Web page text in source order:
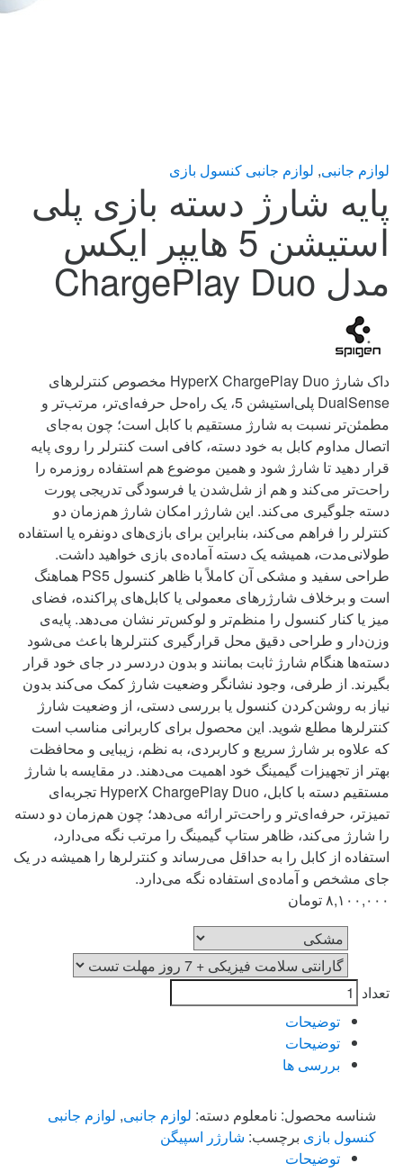
لوازم جانبی, لوازم جانبی کنسول بازی
پایه شارژ دسته بازی پلی
استیشن 5 هایپر ایکس
مدل ChargePlay Duo
داک شارژ HyperX ChargePlay Duo مخصوص کنترلرهای
DualSense پلی‌استیشن 5، یک راه‌حل حرفه‌ای‌تر، مرتب‌تر و
مطمئن‌تر نسبت به شارژ مستقیم با کابل است؛ چون به‌جای
اتصال مداوم کابل به خود دسته، کافی است کنترلر را روی پایه
قرار دهید تا شارژ شود و همین موضوع هم استفاده روزمره را
راحت‌تر می‌کند و هم از شل‌شدن یا فرسودگی تدریجی پورت
دسته جلوگیری می‌کند. این شارژر امکان شارژ هم‌زمان دو
کنترلر را فراهم می‌کند، بنابراین برای بازی‌های دونفره یا استفاده
طولانی‌مدت، همیشه یک دسته آماده‌ی بازی خواهید داشت.
طراحی سفید و مشکی آن کاملاً با ظاهر کنسول PS5 هماهنگ
است و برخلاف شارژرهای معمولی یا کابل‌های پراکنده، فضای
میز یا کنار کنسول را منظم‌تر و لوکس‌تر نشان می‌دهد. پایه‌ی
وزن‌دار و طراحی دقیق محل قرارگیری کنترلرها باعث می‌شود
دسته‌ها هنگام شارژ ثابت بمانند و بدون دردسر در جای خود قرار
بگیرند. از طرفی، وجود نشانگر وضعیت شارژ کمک می‌کند بدون
نیاز به روشن‌کردن کنسول یا بررسی دستی، از وضعیت شارژ
کنترلرها مطلع شوید. این محصول برای کاربرانی مناسب است
که علاوه بر شارژ سریع و کاربردی، به نظم، زیبایی و محافظت
بهتر از تجهیزات گیمینگ خود اهمیت می‌دهند. در مقایسه با شارژ
مستقیم دسته با کابل، HyperX ChargePlay Duo تجربه‌ای
تمیزتر، حرفه‌ای‌تر و راحت‌تر ارائه می‌دهد؛ چون هم‌زمان دو دسته
را شارژ می‌کند، ظاهر ستاپ گیمینگ را مرتب نگه می‌دارد،
استفاده از کابل را به حداقل می‌رساند و کنترلرها را همیشه در یک
جای مشخص و آماده‌ی استفاده نگه می‌دارد.
۸,۱۰۰,۰۰۰تومان
تعداد
توضیحات
توضیحات
بررسی ها
شناسه محصول: نامعلوم دسته: لوازم جانبی, لوازم جانبی
کنسول بازی برچسب: شارژر اسپیگن
توضیحات